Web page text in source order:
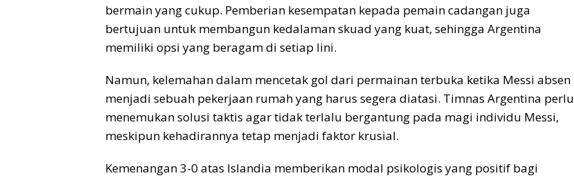
bermain yang cukup. Pemberian kesempatan kepada pemain cadangan juga
bertujuan untuk membangun kedalaman skuad yang kuat, sehingga Argentina
memiliki opsi yang beragam di setiap lini.
Namun, kelemahan dalam mencetak gol dari permainan terbuka ketika Messi absen
menjadi sebuah pekerjaan rumah yang harus segera diatasi. Timnas Argentina perlu
menemukan solusi taktis agar tidak terlalu bergantung pada magi individu Messi,
meskipun kehadirannya tetap menjadi faktor krusial.
Kemenangan 3-0 atas Islandia memberikan modal psikologis yang positif bagi